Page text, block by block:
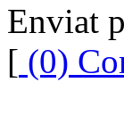
Enviat
[ (0)